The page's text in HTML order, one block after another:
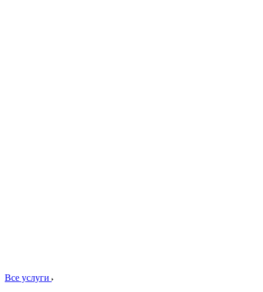
Все услуги